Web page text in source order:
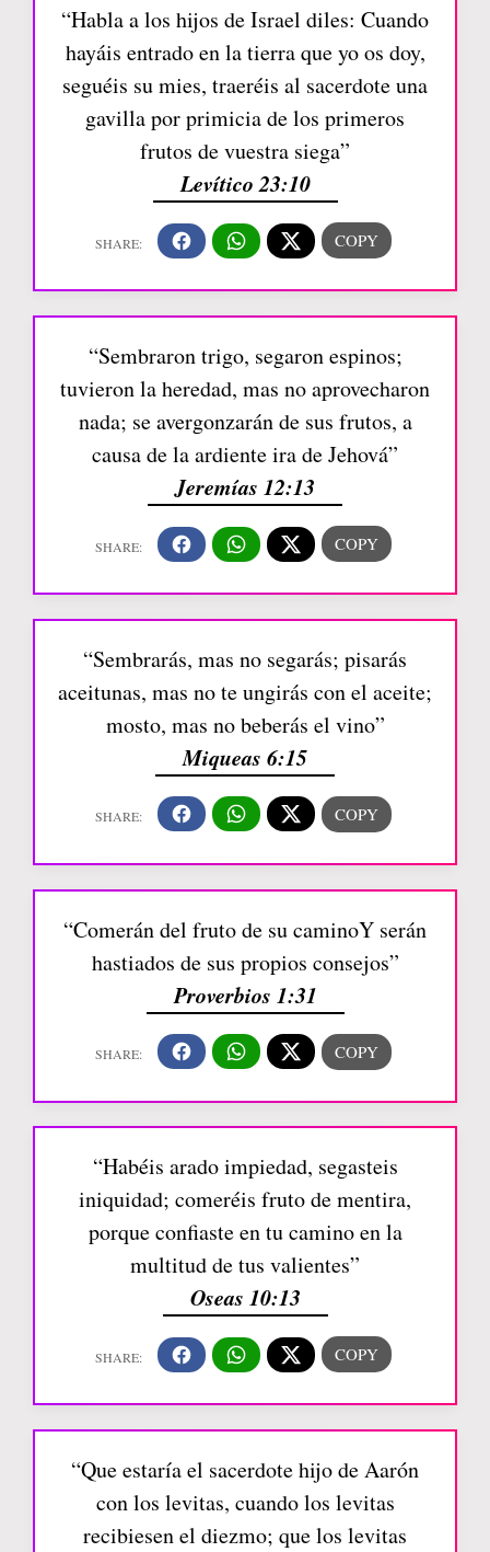
“Habla a los hijos de Israel diles: Cuando
hayáis entrado en la tierra que yo os doy,
seguéis su mies, traeréis al sacerdote una
gavilla por primicia de los primeros
frutos de vuestra siega”
Levítico 23:10
“Sembraron trigo, segaron espinos;
tuvieron la heredad, mas no aprovecharon
nada; se avergonzarán de sus frutos, a
causa de la ardiente ira de Jehová”
Jeremías 12:13
“Sembrarás, mas no segarás; pisarás
aceitunas, mas no te ungirás con el aceite;
mosto, mas no beberás el vino”
Miqueas 6:15
“Comerán del fruto de su caminoY serán
hastiados de sus propios consejos”
Proverbios 1:31
“Habéis arado impiedad, segasteis
iniquidad; comeréis fruto de mentira,
porque confiaste en tu camino en la
multitud de tus valientes”
Oseas 10:13
“Que estaría el sacerdote hijo de Aarón
con los levitas, cuando los levitas
recibiesen el diezmo; que los levitas